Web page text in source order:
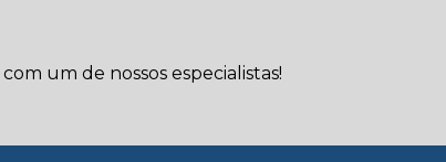
um de nossos especialistas!